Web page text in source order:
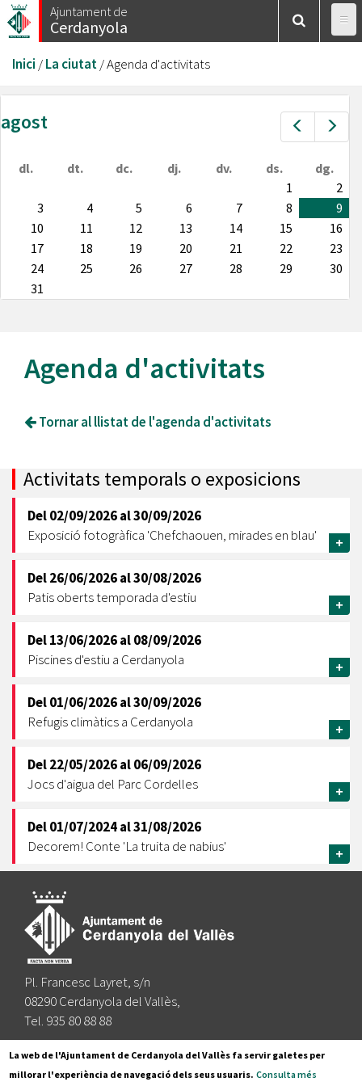
Vés
al
Ajuntament de
Cerdanyola
Esteu
aquí
Inici /La ciutat/Agenda d'activitats
Prev
agost
dl. dt. dc. dj. dv. ds.
dg.
1
2
3
4 5 6 7 8
9
10
11 12 13 14 15
16
17
18 19 20 21 22
23
24
25 26 27 28 29
30
31
Agenda d'activitats
Tornar al llistat de l'agenda d'activitats
Activitats temporals o exposicions
Del02/09/2026al30/09/2026
Exposició fotogràfica 'Chefchaouen, mirades en blau'
+
Del26/06/2026al30/08/2026
Patis oberts temporada d'estiu
+
Del13/06/2026al08/09/2026
Piscines d'estiu a Cerdanyola
+
Del01/06/2026al30/09/2026
Refugis climàtics a Cerdanyola
+
Del22/05/2026al06/09/2026
Jocs d'aigua del Parc Cordelles
+
Del01/07/2024al31/08/2026
Decorem! Conte 'La truita de nabius'
+
Pl. Francesc Layret, s/n
08290 Cerdanyola del Vallès,
Tel. 935 80 88 88
Segueix-nos a:
La web de l'Ajuntament de Cerdanyola del Vallès fa servir galetes per
millorar l'experiència de navegació dels seus usuaris. Consulta més